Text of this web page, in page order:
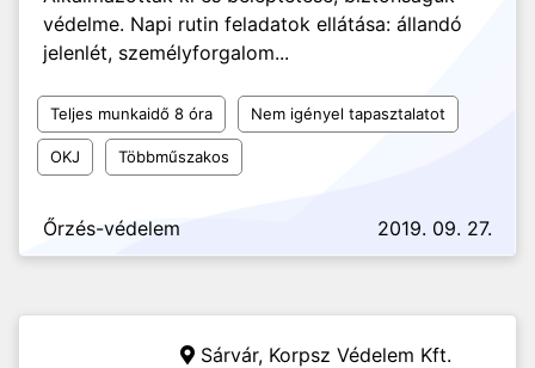
védelme. Napi rutin feladatok ellátása: állandó
jelenlét, személyforgalom...
Teljes munkaidő 8 óra Nem igényel tapasztalatot
OKJ Többműszakos
Őrzés-védelem 2019. 09. 27.
Sárvár, Korpsz Védelem Kft.